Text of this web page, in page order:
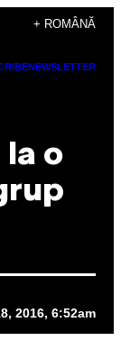
+ ROMÂNĂ
NEWSLETTER
la o
2016, 6:52am